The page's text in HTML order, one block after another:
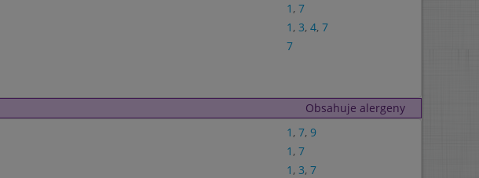
1 , 7
1 , 3, 4, 7
7
Obsahuje alergeny
1 , 7, 9
1 , 7
1 , 3, 7